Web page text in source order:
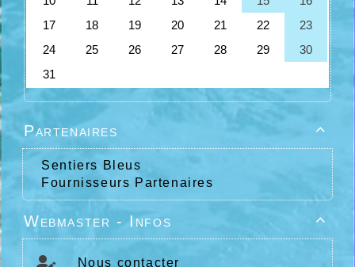

Partenaires
Sentiers Bleus
Fournisseurs Partenaires

Webmaster - Infos
Nous contacter